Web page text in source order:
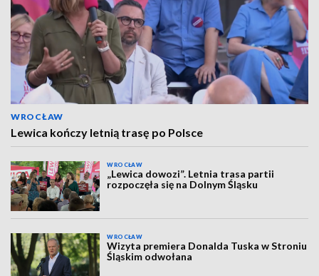
WROCŁAW
Lewica kończy letnią trasę po Polsce
WROCŁAW
„Lewica dowozi”. Letnia trasa partii
rozpoczęła się na Dolnym Śląsku
WROCŁAW
Wizyta premiera Donalda Tuska w Stroniu
Śląskim odwołana